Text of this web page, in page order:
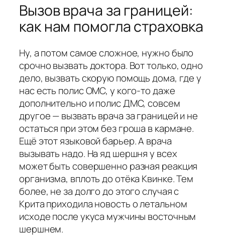
Вызов врача за границей:
как нам помогла страховка
Ну, а потом самое сложное, нужно было
срочно вызвать доктора. Вот только, одно
дело, вызвать скорую помощь дома, где у
нас есть полис ОМС, у кого-то даже
дополнительно и полис ДМС, совсем
другое — вызвать врача за границей и не
остаться при этом без гроша в кармане.
Ещё этот языковой барьер. А врача
вызывать надо. На яд шершня у всех
может быть совершенно разная реакция
организма, вплоть до отёка Квинке. Тем
более, не за долго до этого случая с
Крита приходила новость о летальном
исходе после укуса мужчины восточным
шершнем.